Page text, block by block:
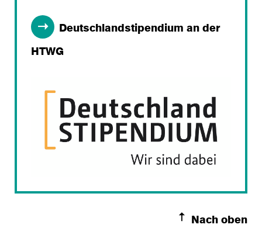
Deutschlandstipendium an der
HTWG
Nach oben